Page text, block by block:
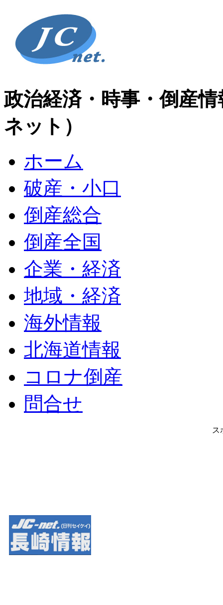
政治経済・時事・倒産
ネット）
ホーム
破産・小口
倒産総合
倒産全国
企業・経済
地域・経済
海外情報
北海道情報
コロナ倒産
問合せ
ス